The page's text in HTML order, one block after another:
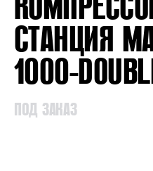
СТАНЦИЯ
1000-
ПОД ЗАКАЗ